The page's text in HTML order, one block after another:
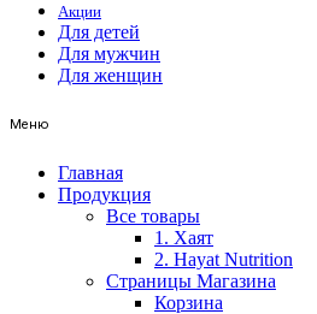
Акции
Для детей
Для мужчин
Для женщин
Меню
Главная
Продукция
Все товары
1. Хаят
2. Hayat Nutrition
Страницы Магазина
Корзина